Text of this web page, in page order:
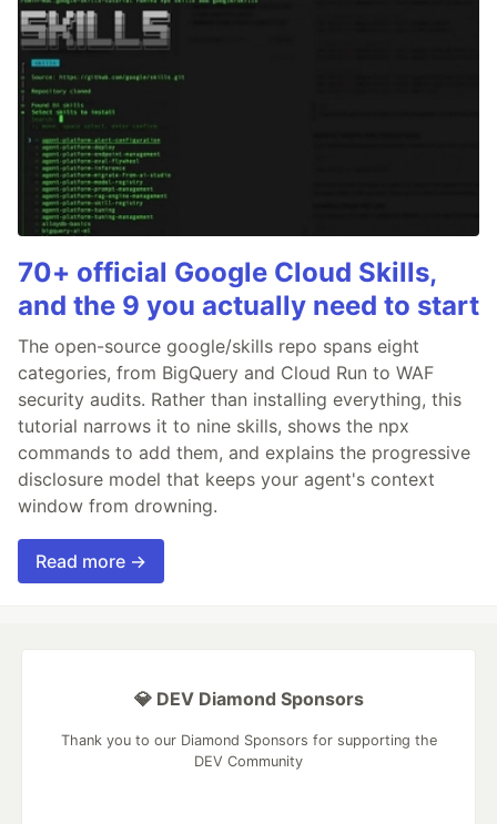
70+ official Google Cloud Skills,
and the 9 you actually need to start
The open-source google/skills repo spans eight
categories, from BigQuery and Cloud Run to WAF
security audits. Rather than installing everything, this
tutorial narrows it to nine skills, shows the npx
commands to add them, and explains the progressive
disclosure model that keeps your agent's context
window from drowning.
Read more →
💎 DEV Diamond Sponsors
Thank you to our Diamond Sponsors for supporting the
DEV Community